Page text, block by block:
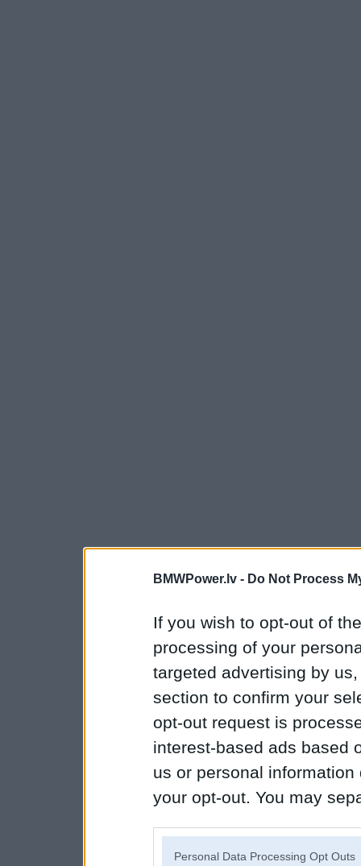
BMWPower.lv - Do Not Process
If you wish to opt-out of
processing of your
targeted advertising by
section to confirm your
opt-out request is
interest-based ads based
us or personal
your opt-out. You may
Personal Data Processing Opt Outs